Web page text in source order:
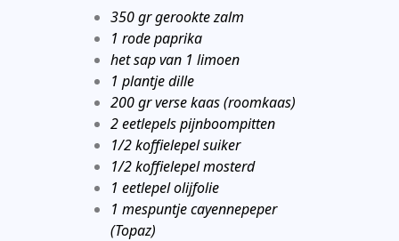
350 gr gerookte zalm
1 rode paprika
het sap van 1 limoen
1 plantje dille
200 gr verse kaas (roomkaas)
2 eetlepels pijnboompitten
1/2 koffielepel suiker
1/2 koffielepel mosterd
1 eetlepel olijfolie
1 mespuntje cayennepeper
(Topaz)